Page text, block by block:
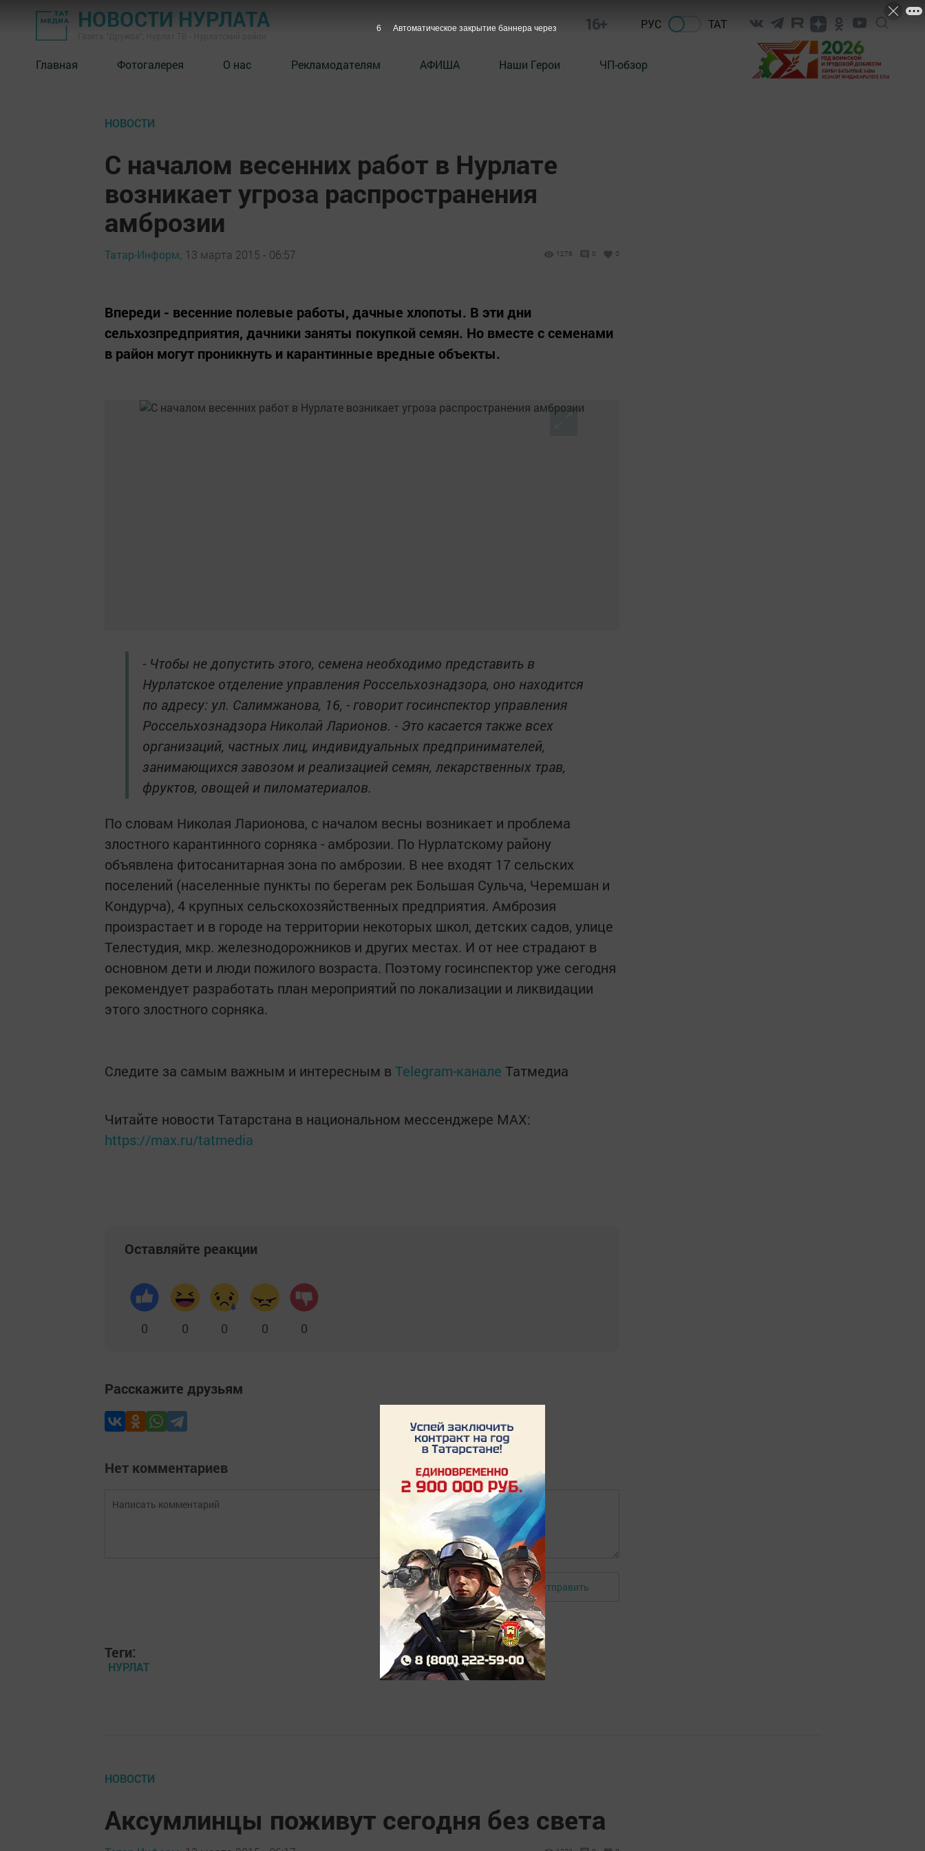
НОВОСТИ НУРЛАТА 16+ РУС ТАТ
Главная Фотогалерея О нас Рекламодателям АФИША Наши Герои ЧП-обзор
НОВОСТИ
С началом весенних работ в Нурлате
возникает угроза распространения
амброзии
Татар-Информ, 13 марта 2015 - 06:57 1276 0 0
Впереди - весенние полевые работы, дачные хлопоты. В эти дни
сельхозпредприятия, дачники заняты покупкой семян. Но вместе с семенами
в район могут проникнуть и карантинные вредные объекты.
- Чтобы не допустить этого, семена необходимо представить в
Нурлатское отделение управления Россельхознадзора, оно находится
по адресу: ул. Салимжанова, 16, - говорит госинспектор управления
Россельхознадзора Николай Ларионов. - Это касается также всех
организаций, частных лиц, индивидуальных предпринимателей,
занимающихся завозом и реализацией семян, лекарственных трав,
фруктов, овощей и пиломатериалов.
По словам Николая Ларионова, с началом весны возникает и проблема
злостного карантинного сорняка - амброзии. По Нурлатскому району
объявлена фитосанитарная зона по амброзии. В нее входят 17 сельских
поселений (населенные пункты по берегам рек Большая Сульча, Черемшан и
Кондурча), 4 крупных сельскохозяйственных предприятия. Амброзия
произрастает и в городе на территории некоторых школ, детских садов, улице
Телестудия, мкр. железнодорожников и других местах. И от нее страдают в
основном дети и люди пожилого возраста. Поэтому госинспектор уже сегодня
рекомендует разработать план мероприятий по локализации и ликвидации
этого злостного сорняка.
Следите за самым важным и интересным в Telegram-канале Татмедиа
Читайте новости Татарстана в национальном мессенджере MАХ:
https://max.ru/tatmedia
Оставляйте реакции
0 0 0 0 0
Расскажите друзьям
Нет комментариев
Авторизоваться Отправить
Теги:
НУРЛАТ
НОВОСТИ
Аксумлинцы поживут сегодня без света
5 Автоматическое закрытие баннера через